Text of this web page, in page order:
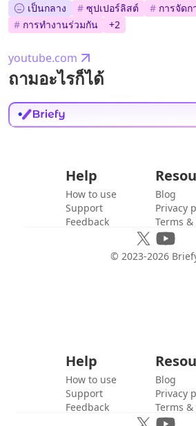
เป็นกลาง # ซุปเปอร์ลิสต์ # การจัดก
# การทำงานร่วมกัน +2
youtube.com
ถามอะไรก็ได้
Help
How to use
Support
Feedback
Blog
Privacy
Terms
© 2023-2026
Help
How to use
Support
Feedback
Blog
Privacy
Terms